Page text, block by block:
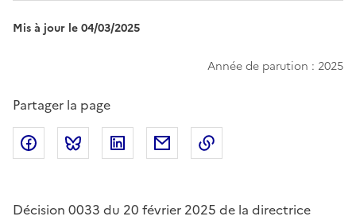
Mis à jour le 04/03/2025
Année de parution : 2025
Partager la page
Partager sur Facebook
Partager sur Bluesky
Partager sur LinkedIn
Partager par email
Décision 0033 du 20 février 2025 de la directrice